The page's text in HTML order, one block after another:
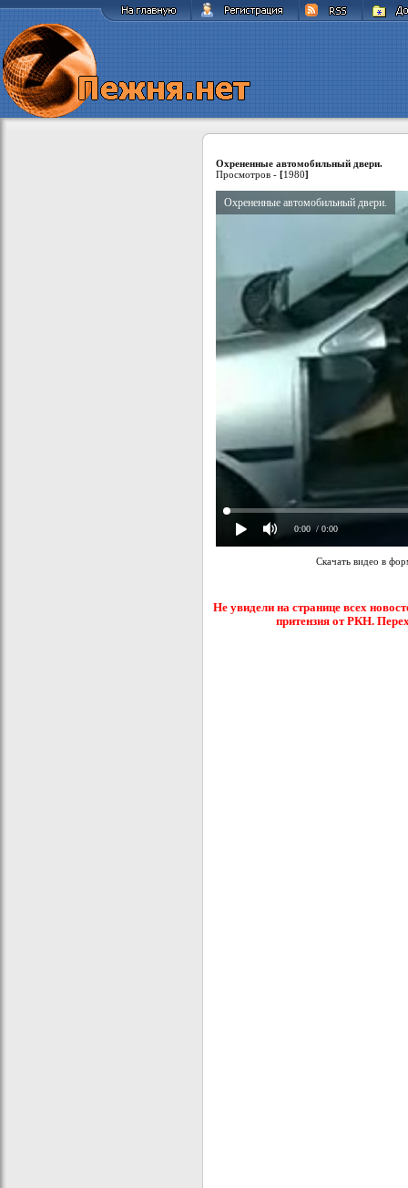
Охрененные автомобильный двери.
Просмотров - [1980]
Охрененные автомобильный двери.
0:00 / 0:00
Скачать видео в
Не увидели на странице всех
притензия от РКН.